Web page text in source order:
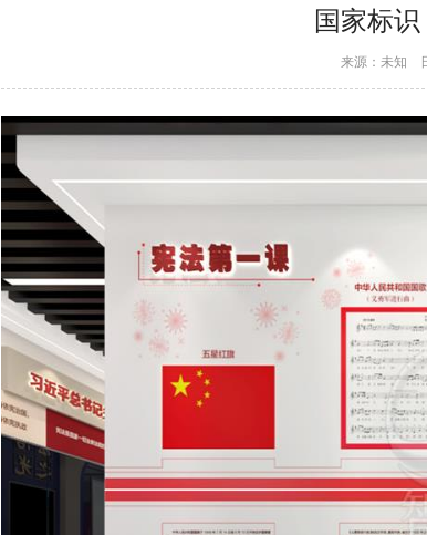
国家标识
来源：未知